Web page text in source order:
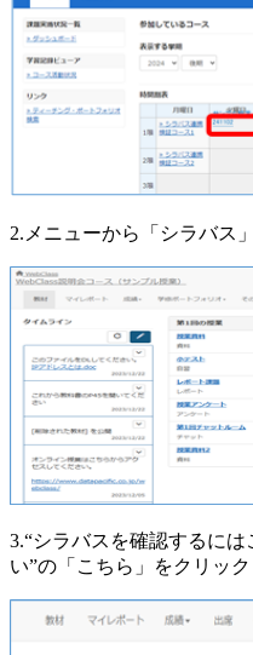
2.メニューから「シラバス
3.“シラバスを確認するに
い”の「こちら」をクリック